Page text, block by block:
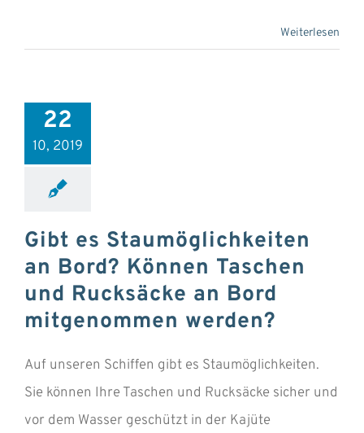
Weiterlesen
22
10, 2019
Gibt es Staumöglichkeiten
an Bord? Können Taschen
und Rucksäcke an Bord
mitgenommen werden?
Auf unseren Schiffen gibt es Staumöglichkeiten.
Sie können Ihre Taschen und Rucksäcke sicher und
vor dem Wasser geschützt in der Kajüte